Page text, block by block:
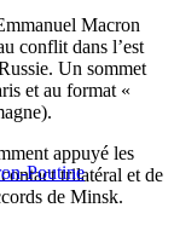
Macron
conflit dans l’est
Un sommet
et au format «
Poutine
appuyé les
trilatéral et de
de Minsk.